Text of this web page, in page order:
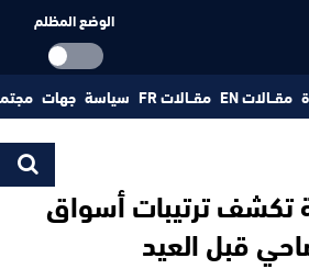
الوضع المظلم
مقــالات EN مقــالات FR سياسة جهات
تكشف ترتيبات أسواق
قبل العيد